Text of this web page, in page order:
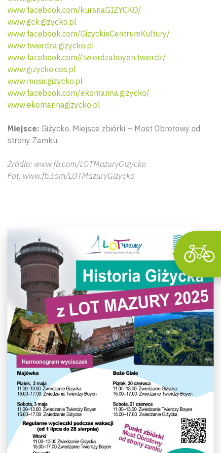
www.facebook.com/kursnaGIZYCKO/
www.gck.gizycko.pl
www.facebook.com/GizyckieCentrumKultury/
www.twierdza.gizycko.pl
www.facebook.com//twierdzaboyen.twierdz/
www.gizycko.cos.pl
www.mosir.gizycko.pl
www.facebook.com/ekomarina.gizycko/
www.ekomarinagizycko.pl
Miejsce: Giżycko. Miejsce zbiórki – Most Obrotowy od
strony Zamku.
Źródło: www.fb.com/LOTMazuryGizycko
Fot. www.fb.com/LOTMazuryGizycko